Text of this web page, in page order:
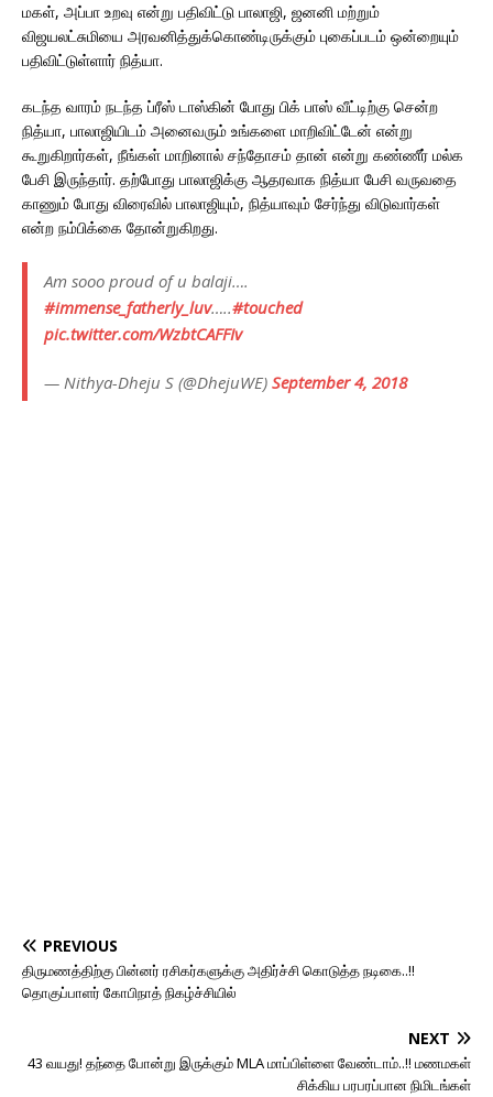
மகள், அப்பா உறவு என்று பதிவிட்டு பாலாஜி, ஜனனி மற்றும்
விஜயலட்சுமியை அரவனித்துக்கொண்டிருக்கும் புகைப்படம் ஒன்றையும்
பதிவிட்டுள்ளார் நித்யா.
கடந்த வாரம் நடந்த ப்ரீஸ் டாஸ்கின் போது பிக் பாஸ் வீட்டிற்கு சென்ற
நித்யா, பாலாஜியிடம் அனைவரும் உங்களை மாறிவிட்டேன் என்று
கூறுகிறார்கள், நீங்கள் மாறினால் சந்தோசம் தான் என்று கண்ணீர் மல்க
பேசி இருந்தார். தற்போது பாலாஜிக்கு ஆதரவாக நித்யா பேசி வருவதை
காணும் போது விரைவில் பாலாஜியும், நித்யாவும் சேர்ந்து விடுவார்கள்
என்ற நம்பிக்கை தோன்றுகிறது.
Am sooo proud of u balaji….
#immense_fatherly_luv…..#touched
pic.twitter.com/WzbtCAFFIv
— Nithya-Dheju S (@DhejuWE) September 4, 2018
PREVIOUS
திருமணத்திற்கு பின்னர் ரசிகர்களுக்கு அதிர்ச்சி கொடுத்த நடிகை..!!
தொகுப்பாளர் கோபிநாத் நிகழ்ச்சியில்
NEXT
43 வயது! தந்தை போன்று இருக்கும் MLA மாப்பிள்ளை வேண்டாம்..!! மணமகள்
சிக்கிய பரபரப்பான நிமிடங்கள்